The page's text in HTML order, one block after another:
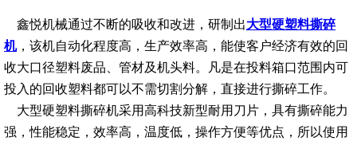
鑫悦机械通过不断的吸收和改进，研制出大型硬塑料撕碎
机，该机自动化程度高，生产效率高，能使客户经济有效的回
收大口径塑料废品、管材及机头料。凡是在投料箱口范围内可
投入的回收塑料都可以不需切割分解，直接进行撕碎工作。
大型硬塑料撕碎机采用高科技新型耐用刀片，具有撕碎能力
强，性能稳定，效率高，温度低，操作方便等优点，所以使用